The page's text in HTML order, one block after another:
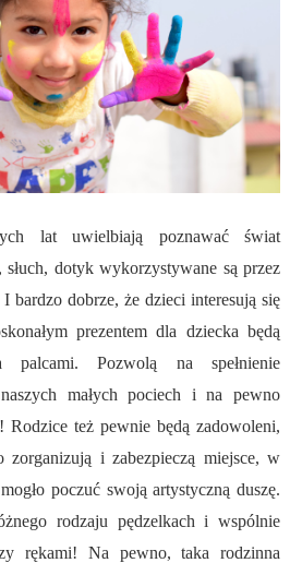
lat uwielbiają poznawać świat
słuch, dotyk wykorzystywane są przez
bardzo dobrze, że dzieci interesują się
prezentem dla dziecka będą
Pozwolą na spełnienie
małych pociech i na pewno
Rodzice też pewnie będą zadowoleni,
i zabezpieczą miejsce, w
poczuć swoją artystyczną duszę.
rodzaju pędzelkach i wspólnie
rękami! Na pewno, taka rodzinna